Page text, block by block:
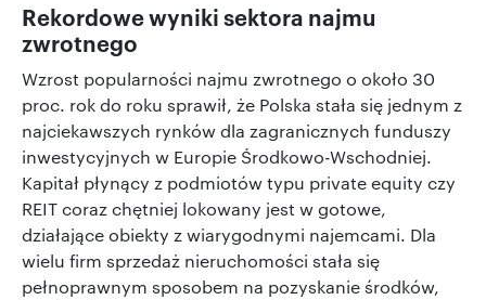
Rekordowe wyniki sektora najmu
zwrotnego
Wzrost popularności najmu zwrotnego o około 30
proc. rok do roku sprawił, że Polska stała się jednym z
najciekawszych rynków dla zagranicznych funduszy
inwestycyjnych w Europie Środkowo-Wschodniej.
Kapitał płynący z podmiotów typu private equity czy
REIT coraz chętniej lokowany jest w gotowe,
działające obiekty z wiarygodnymi najemcami. Dla
wielu firm sprzedaż nieruchomości stała się
pełnoprawnym sposobem na pozyskanie środków,